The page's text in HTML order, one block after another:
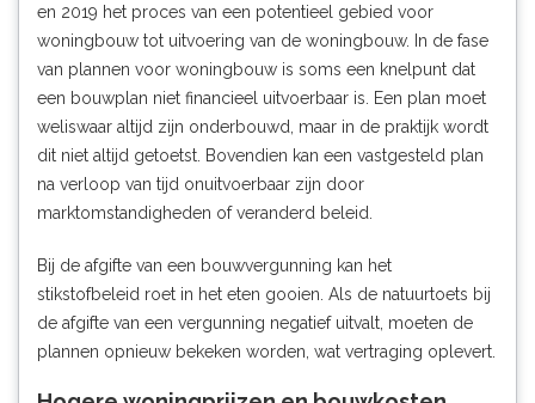
en 2019 het proces van een potentieel gebied voor
woningbouw tot uitvoering van de woningbouw. In de fase
van plannen voor woningbouw is soms een knelpunt dat
een bouwplan niet financieel uitvoerbaar is. Een plan moet
weliswaar altijd zijn onderbouwd, maar in de praktijk wordt
dit niet altijd getoetst. Bovendien kan een vastgesteld plan
na verloop van tijd onuitvoerbaar zijn door
marktomstandigheden of veranderd beleid.
Bij de afgifte van een bouwvergunning kan het
stikstofbeleid roet in het eten gooien. Als de natuurtoets bij
de afgifte van een vergunning negatief uitvalt, moeten de
plannen opnieuw bekeken worden, wat vertraging oplevert.